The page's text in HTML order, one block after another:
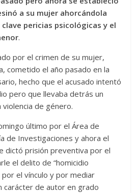
a su mujer ahorcándola
pericias psicológicas y el
.
por el crimen de su mujer,
cometido el año pasado en la
hecho que el acusado intentó
pero que llevaba detrás un
de género.
último por el Área de
de Investigaciones y ahora el
dictó prisión preventiva por el
el delito de “homicidio
el vínculo y por mediar
carácter de autor en grado